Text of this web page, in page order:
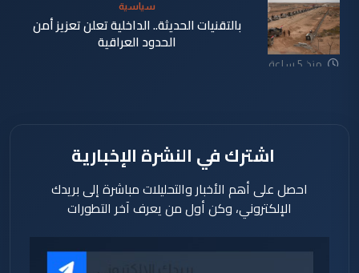
منذ 5 ساعة
سياسية
بالتقنيات الحديثة.. الداخلية تعلن تعزيز أمن
الحدود العراقية
اشترك في النشرة الإخبارية
احصل على أهم الأخبار والتحليلات مباشرة إلى بريدك
الإلكتروني، وكن أول من يعرف آخر التطورات